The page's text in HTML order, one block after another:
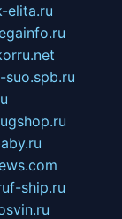
elita.ru
suo.spb.ru
f-ship.ru